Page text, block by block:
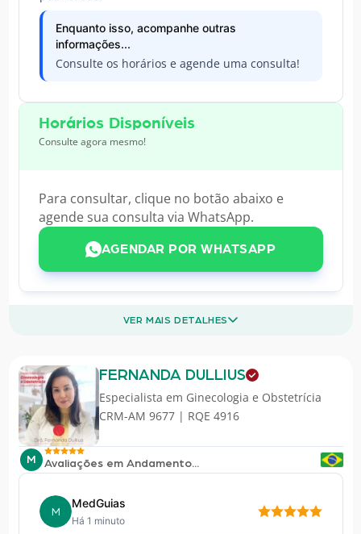
Enquanto isso, acompanhe outras
informações...
Consulte os horários e agende uma consulta!
Horários Disponíveis
Consulte agora mesmo!
Para consultar, clique no botão abaixo e
agende sua consulta via WhatsApp.
AGENDAR POR WHATSAPP
VER MAIS DETALHES
FERNANDA DULLIUS
Especialista em Ginecologia e Obstetrícia
CRM-AM 9677 | RQE 4916
M Avaliações em Andamento...
M
MedGuias
Há 1 minuto